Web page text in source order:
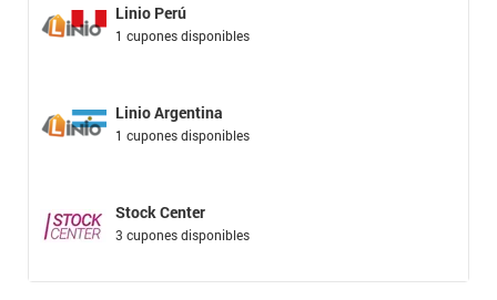
Linio Perú
1 cupones disponibles
Linio Argentina
1 cupones disponibles
Stock Center
3 cupones disponibles